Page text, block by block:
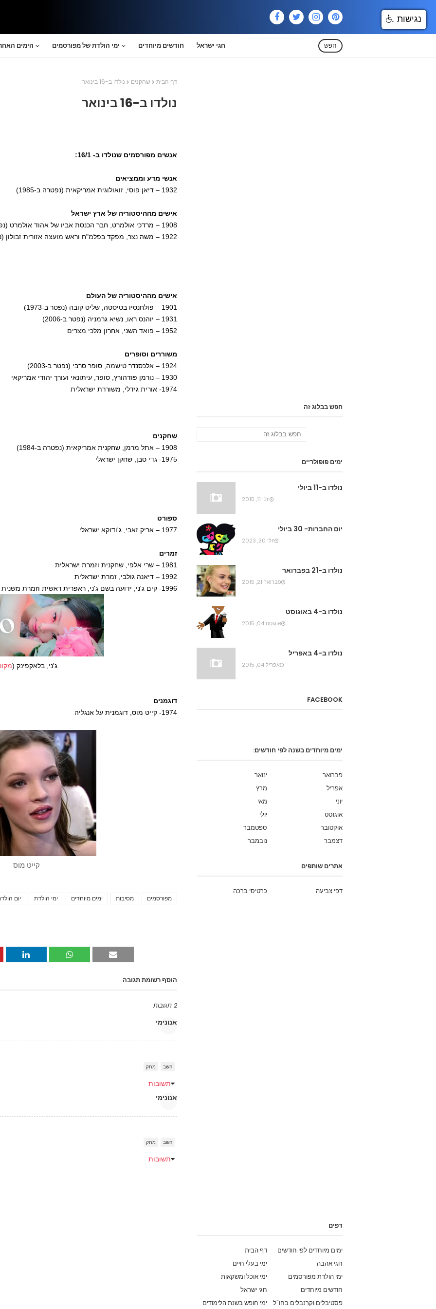
הימים ימי הולדת של מפורסמים חודשים מיוחדים חגי ישראל חפש
דף הבית שחקנים נולדו ב-16 בינואר
נולדו ב-16 בינואר
אנשים מפורסמים שנולדו ב- 16/1:
אנשי מדע וממציאים
1932 – דיאן פוסי, זואולוגית אמריקאית (נפטרה ב-1985)
אישים מההיסטוריה של ארץ ישראל
1908 – מרדכי אולמרט, חבר הכנסת אביו של אהוד אולמרט (נפטר ב-1998)
1922 – משה נצר, מפקד בפלמ"ח וראש מועצה אזורית זבולון (נפטר ב-2009)
אישים מההיסטוריה של העולם
1901 – פולחנסיו בטיסטה, שליט קובה (נפטר ב-1973)
1931 – יוהנס ראו, נשיא גרמניה (נפטר ב-2006)
1952 – פואד השני, אחרון מלכי מצרים
משוררים וסופרים
1924 – אלכסנדר טישמה, סופר סרבי (נפטר ב-2003)
1930 – נורמן פודהורץ, סופר, עיתונאי ועורך יהודי אמריקאי
1974- אורית גידלי, משוררת ישראלית
שחקנים
1908 – אתל מרמן, שחקנית אמריקאית (נפטרה ב-1984)
1975- גדי סבן, שחקן ישראלי
ספורט
1977 – אריק זאבי, ג'ודוקא ישראלי
זמרים
1981 – שרי אלפי, שחקנית וזמרת ישראלית
1992 – דיאנה גולבי, זמרת ישראלית
1996- קים ג'ני, ידועה בשם ג'ני, ראפרית ראשית וזמרת משנית בלהקת הבנות הקוריאנית Blackpink
ג'ני, בלאקפינק (
דוגמנים
1974- קייט מוס, דוגמנית על אנגליה
קייט מוס
יום ימי הולדת ימים מיוחדים מסיבות מפורסמים
הוסף רשומת תגובה
2 תגובות
אנונימי
השב מחק
תשובות
אנונימי
השב מחק
תשובות
חפש בבלוג זה
ימים פופולריים
נולדו ב-11 ביולי
יולי 11, 2015
יום החברות- 30 ביולי
יולי 30, 2023
נולדו ב-21 בפברואר
פברואר 21, 2015
נולדו ב-4 באוגוסט
אוגוסט 04, 2015
נולדו ב-4 באפריל
אפריל 04, 2015
FACEBOOK
ימים מיוחדים בשנה לפי חודשים:
ינואר
פברואר
מרץ
אפריל
מאי
יוני
יולי
אוגוסט
ספטמבר
אוקטובר
נובמבר
דצמבר
אתרים שותפים
כרטיסי ברכה דפי צביעה
דפים
דף הבית
ימים מיוחדים לפי חודשים
ימי בעלי חיים
חגי אהבה
ימי אוכל ומשקאות
ימי הולדת מפורסמים
חגי ישראל
חודשים מיוחדים
ימי חופש בשנת הלימודים
פסטיבלים וקרנבלים בחו"ל
נגישות